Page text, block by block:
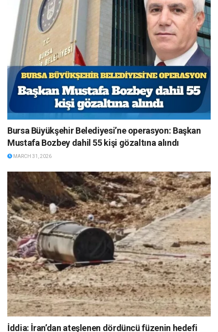
Bursa Büyükşehir Belediyesi’ne operasyon: Başkan
Mustafa Bozbey dahil 55 kişi gözaltına alındı
MARCH 31, 2026
İddia: İran’dan ateşlenen dördüncü füzenin hedefi